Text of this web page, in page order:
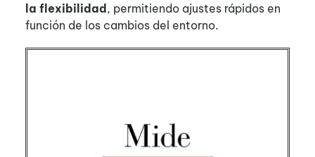
la flexibilidad , permitiendo ajustes rápidos en
función de los cambios del entorno.